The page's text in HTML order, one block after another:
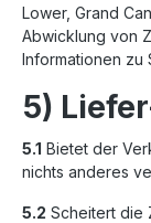
Lower, Grand
Abwicklung von
Informationen zu
5)
5.1 Bietet der
nichts anderes
5.2 Scheitert die